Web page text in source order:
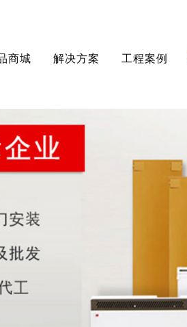
商城 解决方案 工程案例